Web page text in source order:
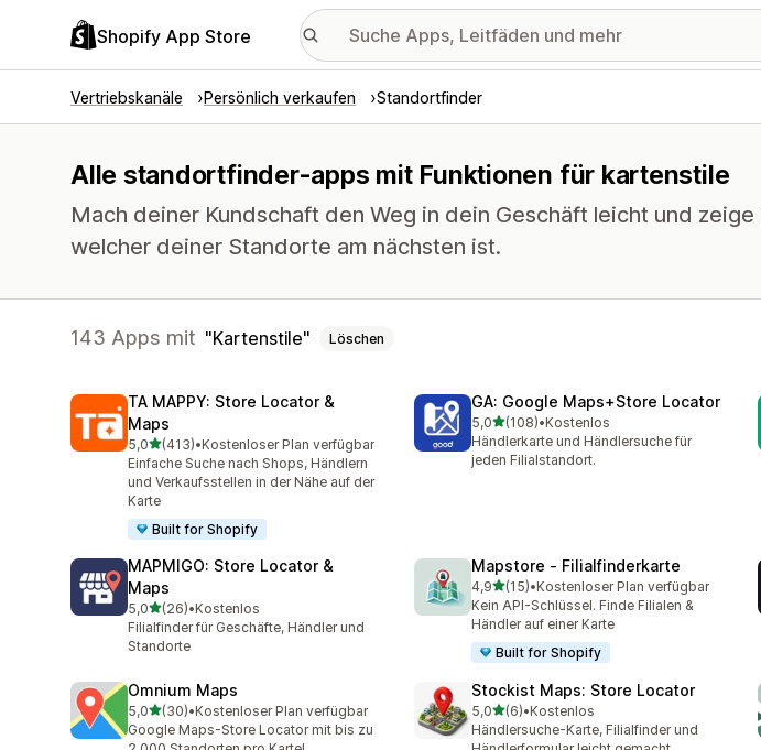
Shopify App Store
Vertriebskanäle Persönlich verkaufen Standortfinder
Alle standortfinder-apps mit Funktionen für kartenstile
Mach deiner Kundschaft den Weg in dein Geschäft leicht und zeige
welcher deiner Standorte am nächsten ist.
143 Apps mit Kartenstile Löschen
TA MAPPY: Store Locator &
Maps
5,0von 5 Sternen
(413)
413 Rezensionen insgesamt
•Kostenloser Plan verfügbar
Einfache Suche nach Shops, Händlern
und Verkaufsstellen in der Nähe auf der
Karte
Built for Shopify
GA: Google Maps+Store Locator
5,0von 5 Sternen
(108)
108 Rezensionen insgesamt
•Kostenlos
Händlerkarte und Händlersuche für
jeden Filialstandort.
MAPMIGO: Store Locator &
Maps
5,0von 5 Sternen
(26)
26 Rezensionen insgesamt
•Kostenlos
Filialfinder für Geschäfte, Händler und
Standorte
Mapstore ‑ Filialfinderkarte
4,9von 5 Sternen
(15)
15 Rezensionen insgesamt
•Kostenloser Plan verfügbar
Kein API-Schlüssel. Finde Filialen &
Händler auf einer Karte
Built for Shopify
Omnium Maps
5,0von 5 Sternen
(30)
30 Rezensionen insgesamt
•Kostenloser Plan verfügbar
Google Maps-Store Locator mit bis zu
Stockist Maps: Store Locator
5,0von 5 Sternen
(6)
6 Rezensionen insgesamt
•Kostenlos
Händlersuche-Karte, Filialfinder und